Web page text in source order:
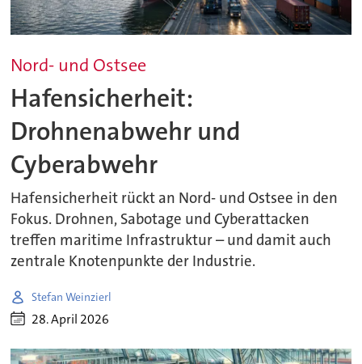
Nord- und Ostsee
Hafensicherheit:
Drohnenabwehr und
Cyberabwehr
Hafensicherheit rückt an Nord- und Ostsee in den
Fokus. Drohnen, Sabotage und Cyberattacken
treffen maritime Infrastruktur – und damit auch
zentrale Knotenpunkte der Industrie.
Stefan Weinzierl
28. April 2026